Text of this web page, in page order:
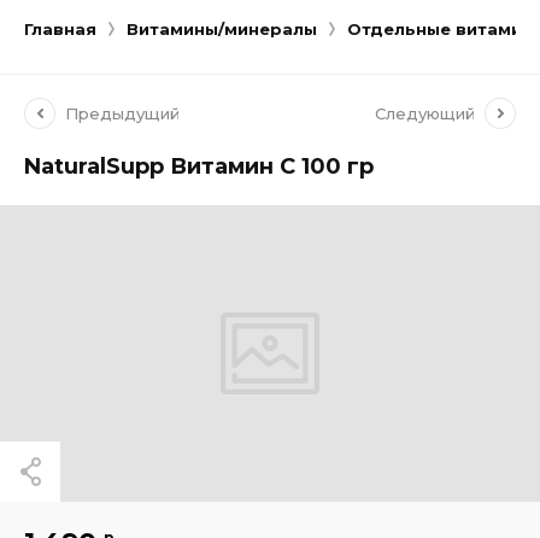
Главная Витамины/минералы Отдельные
Предыдущий Следующий
NaturalSupp Витамин С 100 гр